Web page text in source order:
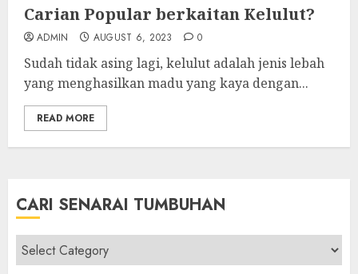
Carian Popular berkaitan Kelulut?
ADMIN AUGUST 6, 2023 0
Sudah tidak asing lagi, kelulut adalah jenis lebah
yang menghasilkan madu yang kaya dengan...
READ MORE
CARI SENARAI TUMBUHAN
Cari
Senarai